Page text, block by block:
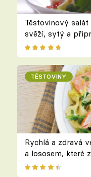
Těstovinový
svěží, sytý a
TĚSTOVINY
Rychlá a zdravá
a lososem, které